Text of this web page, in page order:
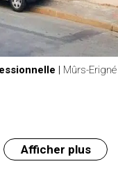
| Mûrs-Erigné
Afficher plus